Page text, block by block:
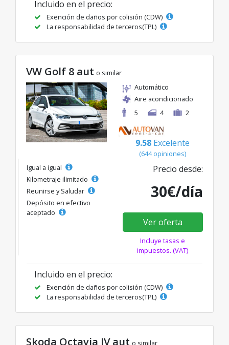
Incluido en el precio:
Exención de daños por colisión (CDW)
La responsabilidad de terceros(TPL)
VW Golf 8 aut o similar
Automático
Aire acondicionado
5
4 2
9.58 Excelente
(644 opiniones)
Igual a igual
Kilometraje ilimitado
Reunirse y Saludar
Depósito en efectivo
aceptado
Precio desde:
30€/día
Ver oferta
Incluye tasas e
impuestos. (VAT)
Incluido en el precio:
Exención de daños por colisión (CDW)
La responsabilidad de terceros(TPL)
Skoda Octavia IV aut o similar